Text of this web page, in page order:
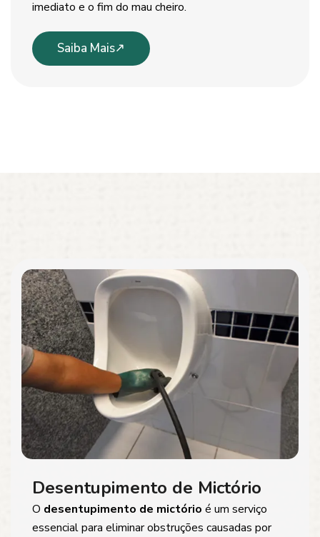
imediato e o fim do mau cheiro.
Saiba Mais
Desentupimento de Mictório
O desentupimento de mictório é um serviço
essencial para eliminar obstruções causadas por